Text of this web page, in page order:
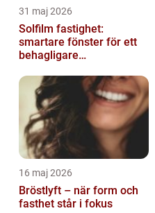
31 maj 2026
Solfilm fastighet:
smartare fönster för ett
behagligare
16 maj 2026
Bröstlyft – när form och
fasthet står i fokus